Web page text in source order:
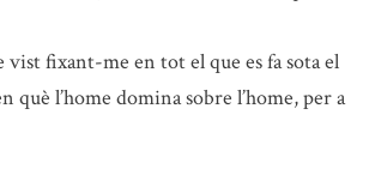
vist fixant-me en tot el que es fa sota el
què l’home domina sobre l’home, per a